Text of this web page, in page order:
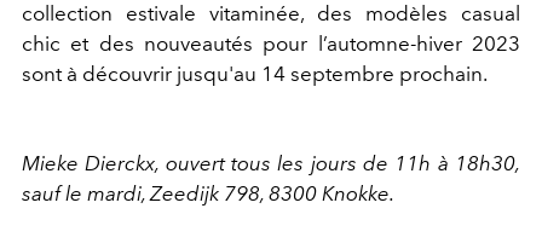
collection estivale vitaminée, des modèles casual
chic et des nouveautés pour l’automne-hiver 2023
sont à découvrir jusqu'au 14 septembre prochain.
Mieke Dierckx, ouvert tous les jours de 11h à 18h30,
sauf le mardi, Zeedijk 798, 8300 Knokke.